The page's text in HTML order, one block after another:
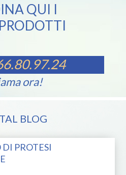
QUI I
ora!
BLOG
DI PROTESI